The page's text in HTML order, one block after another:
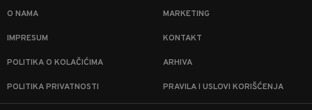
O NAMA MARKETING
IMPRESUM KONTAKT
POLITIKA O KOLAČIĆIMA ARHIVA
POLITIKA PRIVATNOSTI PRAVILA I USLOVI KORIŠĆENJA